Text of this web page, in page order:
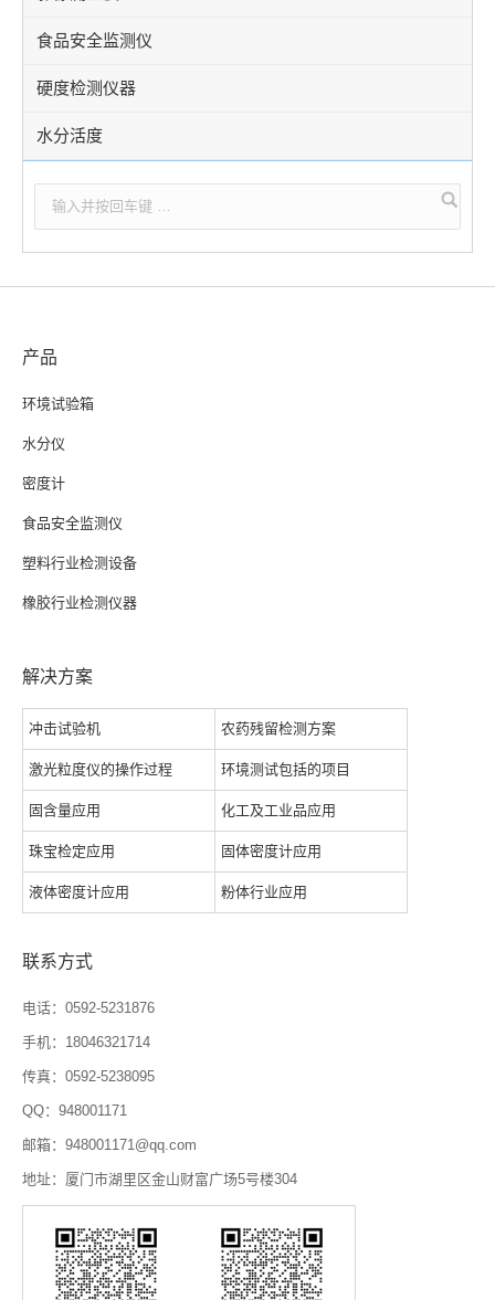
食品安全监测仪
硬度检测仪器
水分活度
产品
环境试验箱
水分仪
密度计
食品安全监测仪
塑料行业检测设备
橡胶行业检测仪器
解决方案
冲击试验机 农药残留检测方案
激光粒度仪的操作过程 环境测试包括的项目
固含量应用 化工及工业品应用
珠宝检定应用 固体密度计应用
液体密度计应用 粉体行业应用
联系方式
电话：0592-5231876
手机：18046321714
传真：0592-5238095
QQ：948001171
邮箱：948001171@qq.com
地址：厦门市湖里区金山财富广场5号楼304